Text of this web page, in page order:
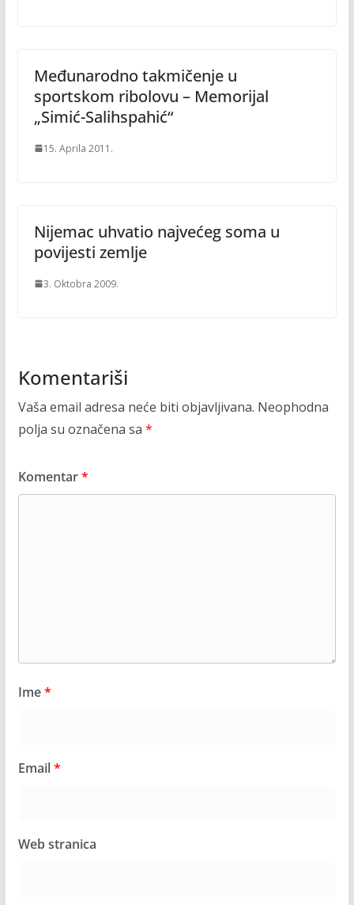
Međunarodno takmičenje u
sportskom ribolovu – Memorijal
„Simić-Salihspahić“
15. Aprila 2011.
Nijemac uhvatio najvećeg soma u
povijesti zemlje
3. Oktobra 2009.
Komentariši
Vaša email adresa neće biti objavljivana. Neophodna
polja su označena sa *
Komentar*
Ime*
Email*
Web stranica